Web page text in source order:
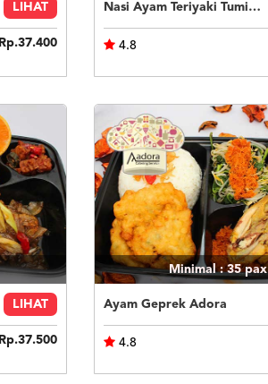
LIHAT
Rp.37.400
Nasi Ayam Teriyaki Tumis Buncis Jagung
4.8
LIHAT
Rp.37.500
Minimal : 35pax
Ayam Geprek Adora
4.8